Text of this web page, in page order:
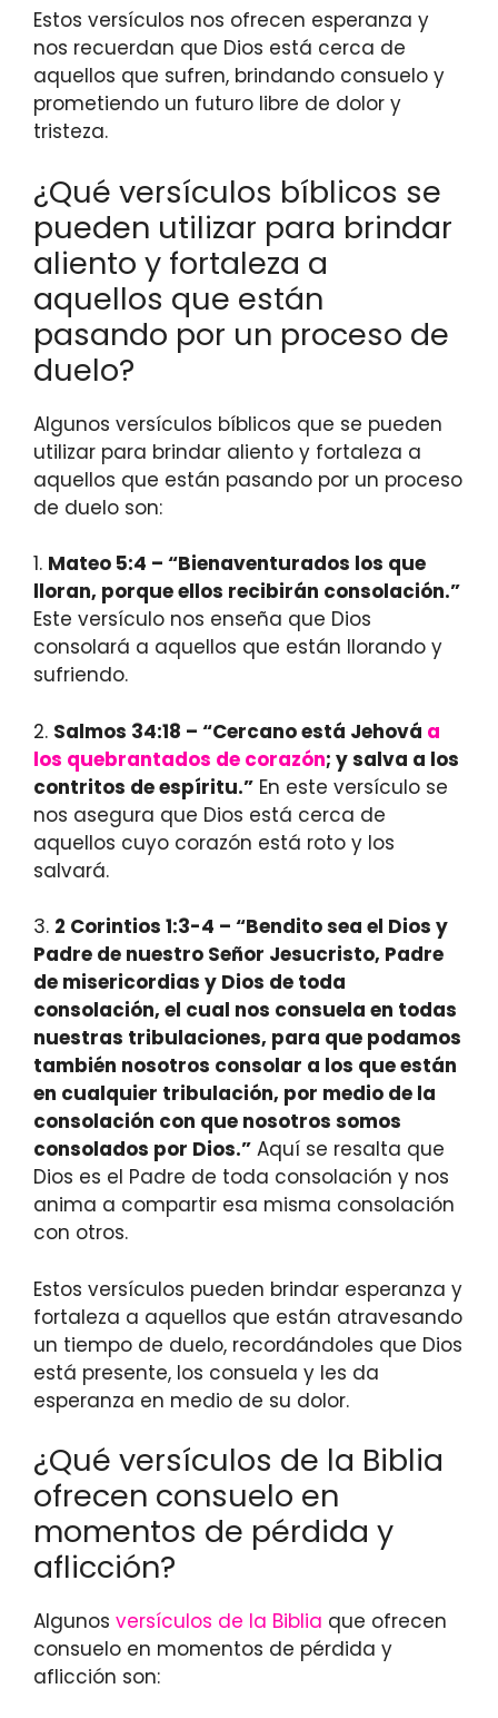
Estos versículos nos ofrecen esperanza y
nos recuerdan que Dios está cerca de
aquellos que sufren, brindando consuelo y
prometiendo un futuro libre de dolor y
tristeza.
¿Qué versículos bíblicos se
pueden utilizar para brindar
aliento y fortaleza a
aquellos que están
pasando por un proceso de
duelo?
Algunos versículos bíblicos que se pueden
utilizar para brindar aliento y fortaleza a
aquellos que están pasando por un proceso
de duelo son:
1. Mateo 5:4 – “Bienaventurados los que
lloran, porque ellos recibirán consolación.”
Este versículo nos enseña que Dios
consolará a aquellos que están llorando y
sufriendo.
2. Salmos 34:18 – “Cercano está Jehová a
los quebrantados de corazón; y salva a los
contritos de espíritu.” En este versículo se
nos asegura que Dios está cerca de
aquellos cuyo corazón está roto y los
salvará.
3. 2 Corintios 1:3-4 – “Bendito sea el Dios y
Padre de nuestro Señor Jesucristo, Padre
de misericordias y Dios de toda
consolación, el cual nos consuela en todas
nuestras tribulaciones, para que podamos
también nosotros consolar a los que están
en cualquier tribulación, por medio de la
consolación con que nosotros somos
consolados por Dios.” Aquí se resalta que
Dios es el Padre de toda consolación y nos
anima a compartir esa misma consolación
con otros.
Estos versículos pueden brindar esperanza y
fortaleza a aquellos que están atravesando
un tiempo de duelo, recordándoles que Dios
está presente, los consuela y les da
esperanza en medio de su dolor.
¿Qué versículos de la Biblia
ofrecen consuelo en
momentos de pérdida y
aflicción?
Algunos versículos de la Biblia que ofrecen
consuelo en momentos de pérdida y
aflicción son: